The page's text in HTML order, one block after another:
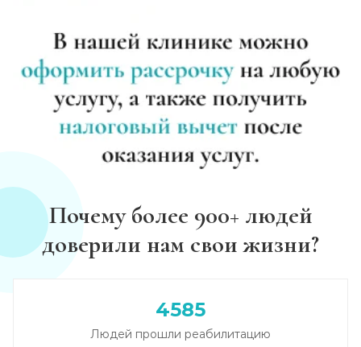
Почему более 900+ людей
доверили нам свои жизни?
4585
Людей прошли реабилитацию